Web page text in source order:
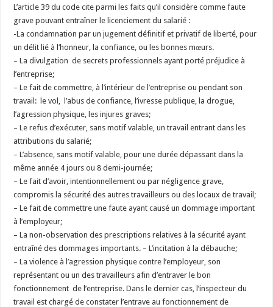
L’article 39 du code cite parmi les faits qu’il considère comme faute
grave pouvant entraîner le licenciement du salarié :
-La condamnation par un jugement définitif et privatif de liberté, pour
un délit lié à l’honneur, la confiance, ou les bonnes mœurs.
– La divulgation de secrets professionnels ayant porté préjudice à
l’entreprise;
– Le fait de commettre, à l’intérieur de l’entreprise ou pendant son
travail: le vol, l’abus de confiance, l’ivresse publique, la drogue,
l’agression physique, les injures graves;
– Le refus d’exécuter, sans motif valable, un travail entrant dans les
attributions du salarié;
– L’absence, sans motif valable, pour une durée dépassant dans la
même année 4 jours ou 8 demi-journée;
– Le fait d’avoir, intentionnellement ou par négligence grave,
compromis la sécurité des autres travailleurs ou des locaux de travail;
– Le fait de commettre une faute ayant causé un dommage important
à l’employeur;
– La non-observation des prescriptions relatives à la sécurité ayant
entraîné des dommages importants. – L’incitation à la débauche;
– La violence à l’agression physique contre l’employeur, son
représentant ou un des travailleurs afin d’entraver le bon
fonctionnement de l’entreprise. Dans le dernier cas, l’inspecteur du
travail est chargé de constater l’entrave au fonctionnement de